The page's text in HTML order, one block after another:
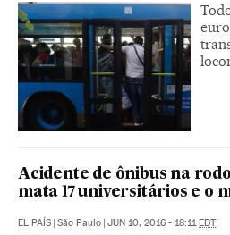
Acidente de ônibus na
mata 17 universitários e o
EL PAÍS | São Paulo | JUN 10, 2016 - 18:11EDT